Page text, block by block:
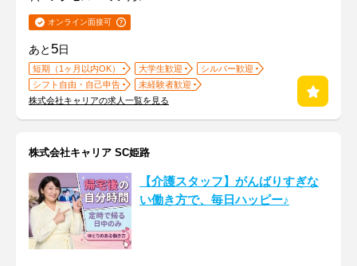
オンライン面接可
あと 5日
短期（1ヶ月以内OK） 大学生歓迎
シルバー歓迎
シフト自由・自己申告
未経験者歓迎
株式会社キャリアの求人一覧を見る
株式会社キャリア SC姫路
【介護スタッフ】がんばりすぎな
い働き方で、毎日ハッピー♪